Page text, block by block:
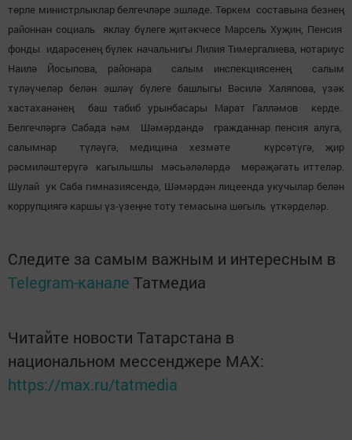
төрле министрлыклар белгечләре эшләде. Төркем составына безнең
районнан социаль яклау бүлеге җитәкчесе Марсель Хуҗин, Пенсия
фонды идарәсенең бүлек начальнигы Лилия Тимергалиева, нотариус
Наилә Йосыпова, районара салым инспекциясенең салым
түләүчеләр белән эшләү бүлеге башлыгы Вәсилә Халяпова, үзәк
хастаханәнең баш табиб урынбасары Марат Галләмов керде.
Белгечләргә Сабада һәм Шәмәрдәндә гражданнар пенсия алуга,
салымнар түләүгә, медицина хезмәте күрсәтүгә, җир
рәсмиләштерүгә кагылышлы мәсьәләләрдә мөрәҗәгать иттеләр.
Шулай ук Саба гимназиясендә, Шәмәрдән лицеенда укучылар белән
коррупциягә каршы үз-үзеңне тоту темасына шөгыль үткәрделәр.
Следите за самым важным и интересным в
Telegram-канале Татмедиа
Читайте новости Татарстана в
национальном мессенджере MАХ:
https://max.ru/tatmedia